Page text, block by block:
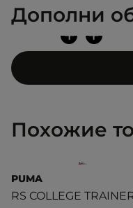
Дополни
+
+
Похожие
PUMA
RS COLLEGE